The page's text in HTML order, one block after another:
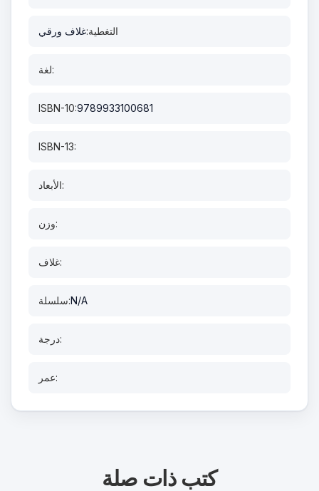
التغطية:غلاف ورقي
لغة:
ISBN-10:9789933100681
ISBN-13:
الأبعاد:
وزن:
غلاف:
سلسلة:N/A
درجة:
عمر:
كتب ذات صلة